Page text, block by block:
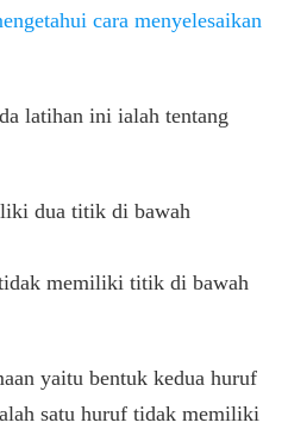
cara menyelesaikan
latihan ini ialah tentang
yaitu bentuk kedua huruf
satu huruf tidak memiliki